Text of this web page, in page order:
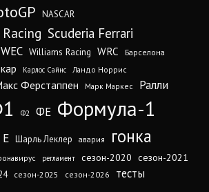
NASCAR
Scuderia Ferrari
WEC Williams Racing WRC
Барселона
Карлос Сайнс Ландо Норрис
Ферстаппен Марк Маркес Ралли
Ф2 ФЕ Формула-1
Шарль Леклер авария гонка
регламент сезон-2020 сезон-2021
сезон-2025 сезон-2026 тесты